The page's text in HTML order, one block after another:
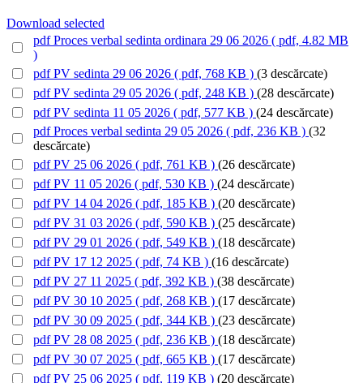
Download selected
pdf Proces verbal sedinta ordinara 29 06 2026 ( pdf, 4.82 MB
)
pdf PV sedinta 29 06 2026 ( pdf, 768 KB ) (3 descărcate)
pdf PV sedinta 29 05 2026 ( pdf, 248 KB ) (28 descărcate)
pdf PV sedinta 11 05 2026 ( pdf, 577 KB ) (24 descărcate)
pdf Proces verbal sedinta 29 05 2026 ( pdf, 236 KB ) (32
descărcate)
pdf PV 25 06 2026 ( pdf, 761 KB ) (26 descărcate)
pdf PV 11 05 2026 ( pdf, 530 KB ) (24 descărcate)
pdf PV 14 04 2026 ( pdf, 185 KB ) (20 descărcate)
pdf PV 31 03 2026 ( pdf, 590 KB ) (25 descărcate)
pdf PV 29 01 2026 ( pdf, 549 KB ) (18 descărcate)
pdf PV 17 12 2025 ( pdf, 74 KB ) (16 descărcate)
pdf PV 27 11 2025 ( pdf, 392 KB ) (38 descărcate)
pdf PV 30 10 2025 ( pdf, 268 KB ) (17 descărcate)
pdf PV 30 09 2025 ( pdf, 344 KB ) (23 descărcate)
pdf PV 28 08 2025 ( pdf, 236 KB ) (18 descărcate)
pdf PV 30 07 2025 ( pdf, 665 KB ) (17 descărcate)
pdf PV 25 06 2025 ( pdf, 119 KB ) (20 descărcate)